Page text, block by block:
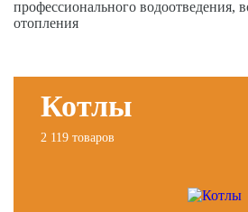
профессионального водоотведения,
отопления
Котлы
2 119 товаров